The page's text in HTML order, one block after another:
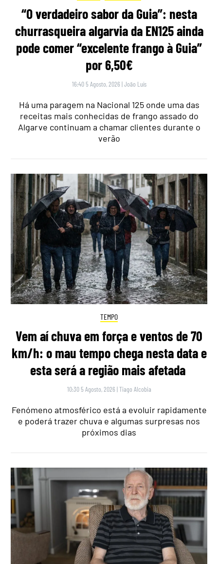
“O verdadeiro sabor da Guia”: nesta
churrasqueira algarvia da EN125 ainda
pode comer “excelente frango à Guia”
por 6,50€
16:40 5 Agosto, 2026 |João Luís
Há uma paragem na Nacional 125 onde uma das
receitas mais conhecidas de frango assado do
Algarve continuam a chamar clientes durante o
verão
TEMPO
Vem aí chuva em força e ventos de 70
km/h: o mau tempo chega nesta data e
esta será a região mais afetada
10:30 5 Agosto, 2026 |Tiago Alcobia
Fenómeno atmosférico está a evoluir rapidamente
e poderá trazer chuva e algumas surpresas nos
próximos dias